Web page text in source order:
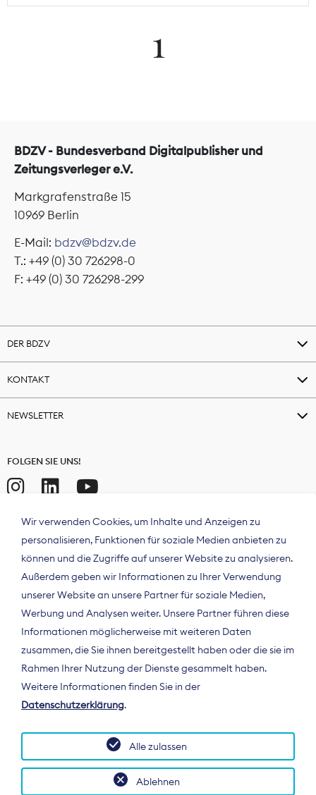
1
BDZV - Bundesverband Digitalpublisher und
Zeitungsverleger e.V.
Markgrafenstraße 15
10969 Berlin
E-Mail: bdzv@bdzv.de
T.: +49 (0) 30 726298-0
F: +49 (0) 30 726298-299
DER BDZV
KONTAKT
NEWSLETTER
FOLGEN SIE UNS!
Der Bundesverband Digitalpublisher und
Zeitungsverleger (BDZV) vertritt als
Spitzenorganisation die Interessen der
Deutschland und auf EU-Ebene.
Wir verwenden Cookies, um Inhalte und Anzeigen zu
personalisieren, Funktionen für soziale Medien anbieten zu
können und die Zugriffe auf unserer Website zu analysieren.
Außerdem geben wir Informationen zu Ihrer Verwendung
unserer Website an unsere Partner für soziale Medien,
Werbung und Analysen weiter. Unsere Partner führen diese
Informationen möglicherweise mit weiteren Daten
zusammen, die Sie ihnen bereitgestellt haben oder die sie im
Rahmen Ihrer Nutzung der Dienste gesammelt haben.
Weitere Informationen finden Sie in der
Datenschutzerklärung.
Ablehnen
Alle zulassen